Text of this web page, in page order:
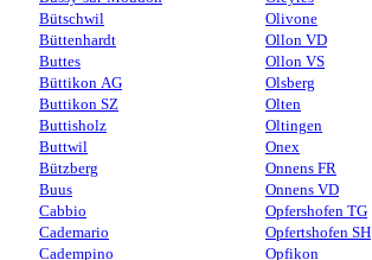
Bütschwil
Büttenhardt
Buttes
Büttikon AG
Buttikon SZ
Buttisholz
Buttwil
Bützberg
Buus
Cabbio
Cademario
Cadempino
Olivone
Ollon VD
Ollon VS
Olsberg
Olten
Oltingen
Onex
Onnens FR
Onnens VD
Opfershofen TG
Opfertshofen SH
Opfikon